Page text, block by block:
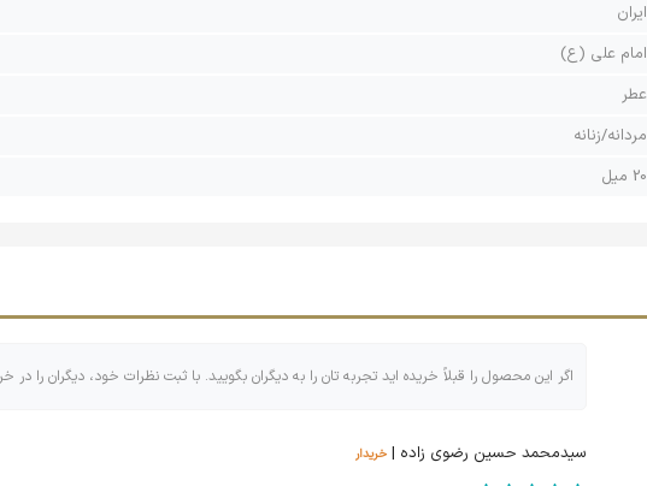
ایران
امام علی (ع)
عطر
مردانه/زنانه
20 میل
اگر این محصول را قبلاً خریده اید تجربه تان را به دیگران بگویید. با ثبت نظرات خود، دیگران را در
سیدمحمد حسین رضوی زاده | خریدار